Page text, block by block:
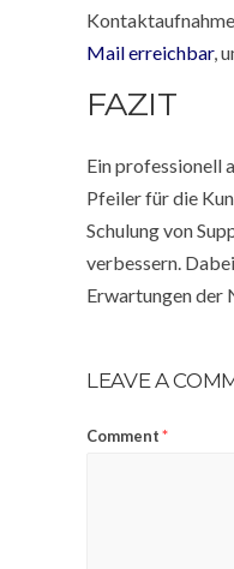
Mail erreichbar,
FAZIT
Ein professionell
Pfeiler für die
Schulung von
verbessern.
Erwartungen der
LEAVE A
Comment*